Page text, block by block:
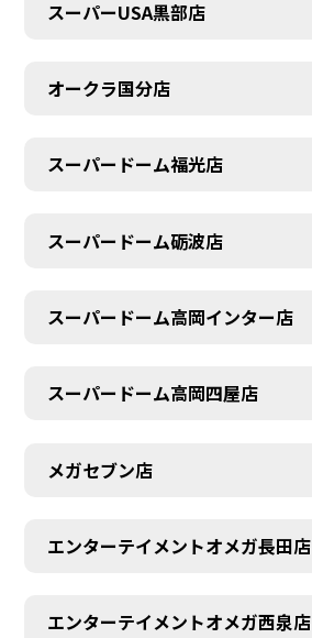
スーパーUSA黒部店
オークラ国分店
スーパードーム福光店
スーパードーム砺波店
スーパードーム高岡インター店
スーパードーム高岡四屋店
メガセブン店
エンターテイメントオメガ長田店
エンターテイメントオメガ西泉店